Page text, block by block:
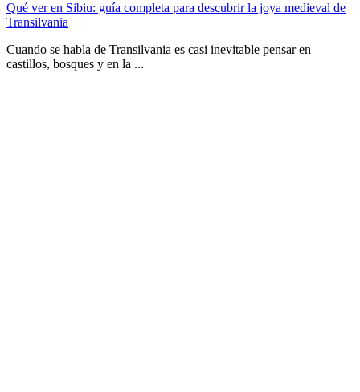
Qué ver en Sibiu: guía completa para descubrir la joya medieval de
Transilvania
Cuando se habla de Transilvania es casi inevitable pensar en
castillos, bosques y en la ...